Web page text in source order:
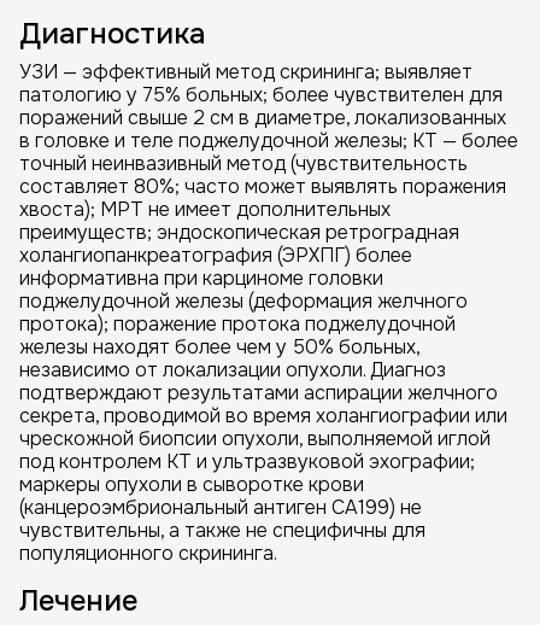
Диагностика
УЗИ — эффективный метод скрининга; выявляет
патологию у 75% больных; более чувствителен для
поражений свыше 2 см в диаметре, локализованных
в головке и теле поджелудочной железы; КТ — более
точный неинвазивный метод (чувствительность
составляет 80%; часто может выявлять поражения
хвоста); МРТ не имеет дополнительных
преимуществ; эндоскопическая ретроградная
холангиопанкреатография (ЭРХПГ) более
информативна при карциноме головки
поджелудочной железы (деформация желчного
протока); поражение протока поджелудочной
железы находят более чем у 50% больных,
независимо от локализации опухоли. Диагноз
подтверждают результатами аспирации желчного
секрета, проводимой во время холангиографии или
чрескожной биопсии опухоли, выполняемой иглой
под контролем КТ и ультразвуковой эхографии;
маркеры опухоли в сыворотке крови
(канцероэмбриональный антиген СА199) не
чувствительны, а также не специфичны для
популяционного скрининга.
Лечение